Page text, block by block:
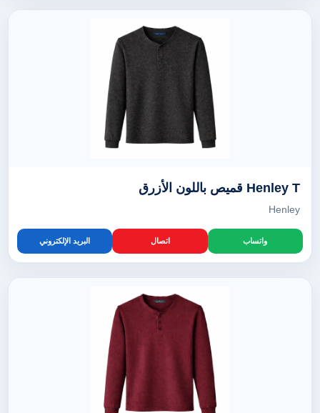
Henley T قميص باللون الأزرق
Henley
واتساب اتصال البريد الإلكتروني